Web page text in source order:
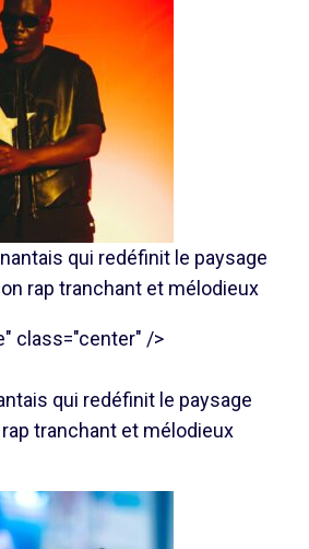
qui redéfinit le paysage
rap tranchant et mélodieux
class="center" />
qui redéfinit le paysage
tranchant et mélodieux